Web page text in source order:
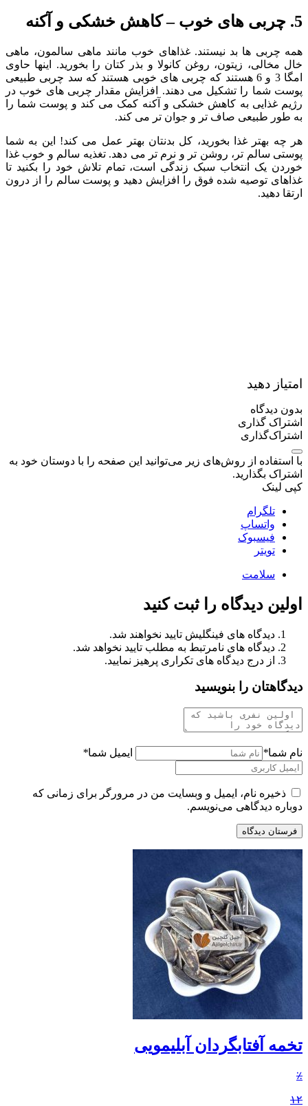
5. چربی های خوب – کاهش خشکی و آکنه
همه چربی ها بد نیستند. غذاهای خوب مانند ماهی سالمون، ماهی
خال مخالی، زیتون، روغن کانولا و بذر کتان را بخورید. اینها حاوی
امگا 3 و 6 هستند که چربی های خوبی هستند که سد چربی طبیعی
پوست شما را تشکیل می دهند. افزایش مقدار چربی های خوب در
رژیم غذایی به کاهش خشکی و آکنه کمک می کند و پوست شما را
به طور طبیعی صاف تر و جوان تر می کند.
هر چه بهتر غذا بخورید، کل بدنتان بهتر عمل می کند! این به شما
پوستی سالم تر، روشن تر و نرم تر می دهد. تغذیه سالم و خوب غذا
خوردن یک انتخاب سبک زندگی است، تمام تلاش خود را بکنید تا
غذاهای توصیه شده فوق را افزایش دهید و پوست سالم را از درون
ارتقا دهید.
امتیاز دهید
بدون دیدگاه
اشتراک گذاری
اشتراک‌گذاری
با استفاده از روش‌های زیر می‌توانید این صفحه را با دوستان خود به
اشتراک بگذارید.
کپی لینک
تلگرام
واتساپ
فیسبوک
تویتر
سلامت
اولین دیدگاه را ثبت کنید
دیدگاه های فینگلیش تایید نخواهند شد.
دیدگاه های نامرتبط به مطلب تایید نخواهد شد.
از درج دیدگاه های تکراری پرهیز نمایید.
دیدگاهتان را بنویسید
نام شما* ایمیل شما*
ذخیره نام، ایمیل و وبسایت من در مرورگر برای زمانی که
دوباره دیدگاهی می‌نویسم.
تخمه آفتابگردان آبلیمویی
٪
۱۲